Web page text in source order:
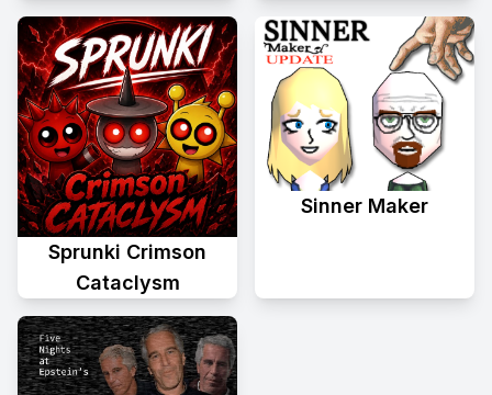
Sprunki Crimson
Cataclysm
Sinner Maker